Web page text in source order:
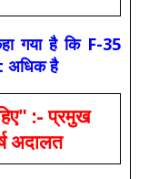
गया है कि F-35
है
:- प्रमुख
अदालत